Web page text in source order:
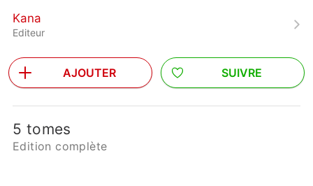
Kana
Editeur
AJOUTER SUIVRE
5 tomes
Edition complète